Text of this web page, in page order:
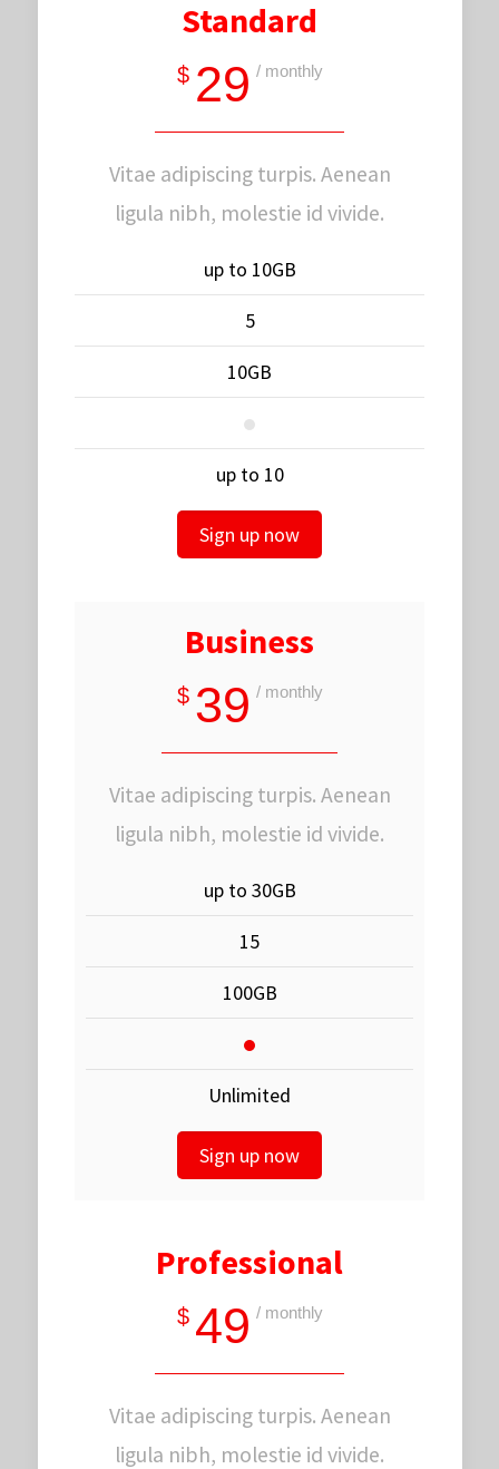
Standard
$ 29 / monthly
Vitae adipiscing turpis. Aenean
ligula nibh, molestie id vivide.
up to 10GB
5
10GB
up to 10
Sign up now
Business
$ 39 / monthly
Vitae adipiscing turpis. Aenean
ligula nibh, molestie id vivide.
up to 30GB
15
100GB
Unlimited
Sign up now
Professional
$ 49 / monthly
Vitae adipiscing turpis. Aenean
ligula nibh, molestie id vivide.